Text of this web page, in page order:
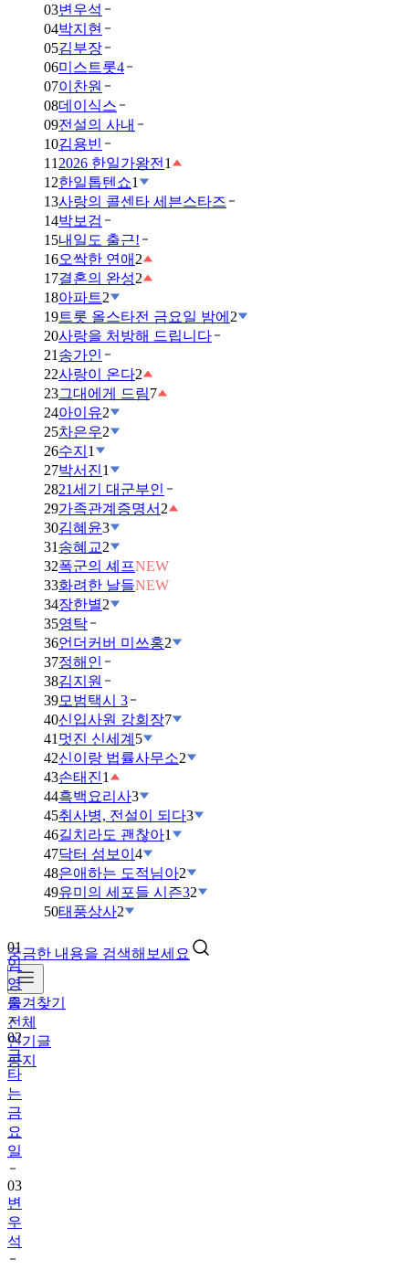
03변우석
04박지현
05김부장
06미스트롯4
07이찬원
08데이식스
09전설의 사내
10김용빈
11 2026 한일가왕전 1
12한일톱텐쇼1
13사랑의 콜센타 세븐스타즈
14박보검
15내일도 출근!
16오싹한 연애 2
17결혼의 완성2
18아파트2
19트롯 올스타전 금요일 밤에 2
20사랑을 처방해 드립니다
21 송가인
22사랑이 온다2
23그대에게 드림7
24아이유2
25차은우2
26수지 1
27박서진1
2821세기 대군부인
29가족관계증명서 2
30김혜윤3
31 송혜교2
32폭군의 셰프NEW
33화려한 날들NEW
34장한별2
35영탁
36언더커버 미쓰홍2
37정해인
38김지원
39모범택시 3
40신입사원 강회장7
41 멋진 신세계 5
42신이랑 법률사무소2
43손태진1
44흑백요리사3
45취사병, 전설이 되다3
46길치라도 괜찮아1
47닥터 섬보이 4
48은애하는 도적님아2
49유미의 세포들 시즌32
50태풍상사2
궁금한 내용을 검색해보세요
즐겨찾기
전체
인기글
공지
01
임
영
웅
02
금
타
는
금
요
일
03
변
우
석